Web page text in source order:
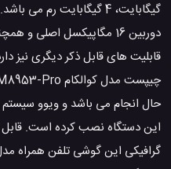
دوربین 16 مگاپیکسل اصلی
این دستگاه نصب کرده است. قابل